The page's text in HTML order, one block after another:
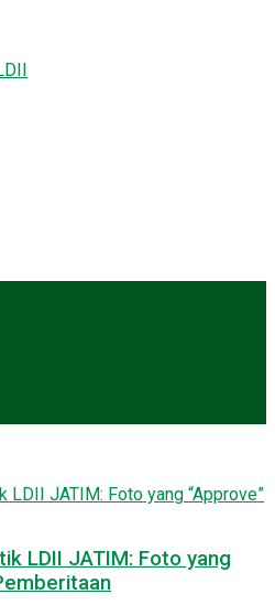
LDII JATIM: Foto yang